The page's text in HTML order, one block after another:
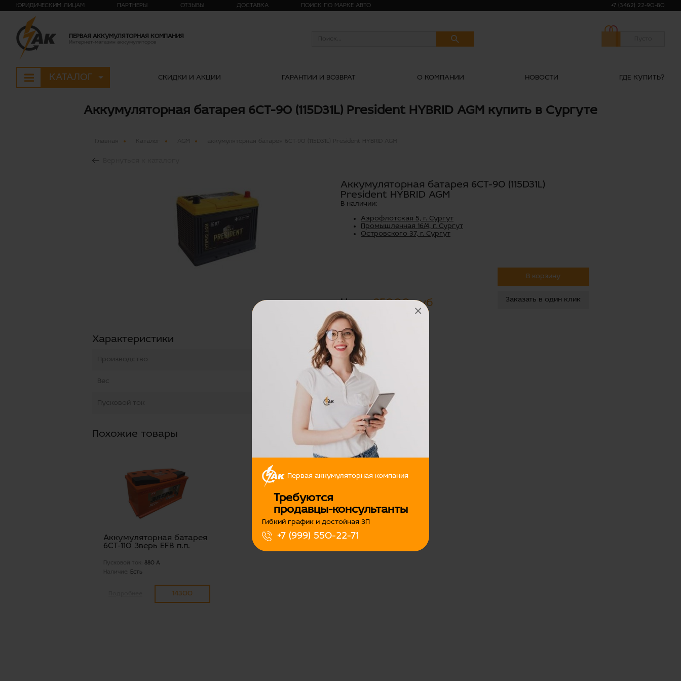
Первая аккумуляторная компания
Требуются
продавцы-консультанты
Гибкий график и достойная ЗП
+7 (999) 550-22-71
×
ЮРИДИЧЕСКИМ ЛИЦАМ ПАРТНЕРЫ ОТЗЫВЫ ДОСТАВКА ПОИСК ПО МАРКЕ АВТО +7 (3462) 22-90-80
ПЕРВАЯ АККУМУЛЯТОРНАЯ КОМПАНИЯ
Интернет-магазин аккумуляторов
КАТАЛОГ СКИДКИ И АКЦИИ ГАРАНТИИ И ВОЗВРАТ О КОМПАНИИ НОВОСТИ ГДЕ КУПИТЬ?
Аккумуляторная батарея 6СТ-90 (115D31L) President HYBRID AGM купить в Сургуте
Главная AGM аккумуляторная батарея 6СТ-90 (115D31L) President HYBRID AGM
Аккумуляторная батарея 6СТ-90 (115D31L)
President HYBRID AGM
В наличии:
Аэрофлотская 5, г. Сургут
Промышленная 16/4, г. Сургут
Островского 37, г. Сургут
Цена:25000 руб
В корзину
Заказать в один клик
Характеристики
Производство КОРЕЯ
Вес
Пусковой ток 850А
Похожие товары
Аккумуляторная батарея
6СТ-110 Зверь EFB п.п.
Пусковой ток: 880 А
Наличие:
Есть
14300